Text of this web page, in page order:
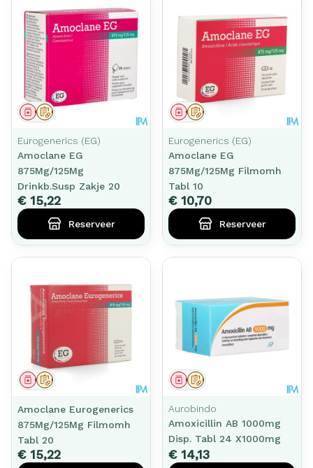
Op voorschrift
Geneesmiddel
Eurogenerics (EG)
Amoclane EG
875Mg/125Mg
Drinkb.Susp Zakje 20
€ 15,22
Reserveer
Op voorschrift
Geneesmiddel
Eurogenerics (EG)
Amoclane EG
875Mg/125Mg Filmomh
Tabl 10
€ 10,70
Reserveer
Op voorschrift
Geneesmiddel
Amoclane Eurogenerics
875Mg/125Mg Filmomh
Tabl 20
€ 15,22
Op voorschrift
Geneesmiddel
Aurobindo
Amoxicillin AB 1000mg
Disp. Tabl 24 X1000mg
€ 14,13